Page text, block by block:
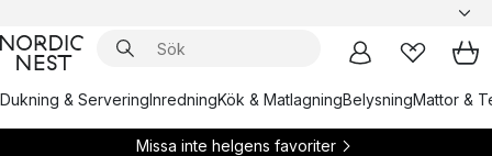
Dukning & ServeringInredningKök & MatlagningBelysningMattor &
Missa inte helgens favoriter